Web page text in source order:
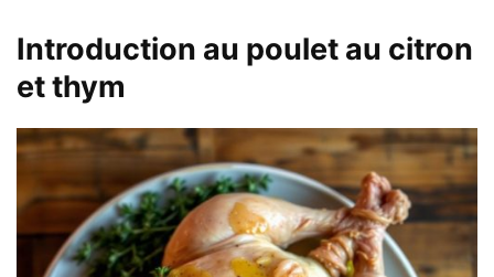
Introduction au poulet au citron
et thym